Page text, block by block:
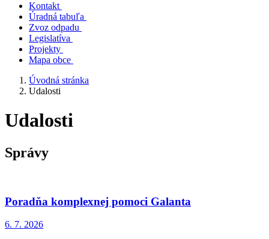
Kontakt
Úradná tabuľa
Zvoz odpadu
Legislatíva
Projekty
Mapa obce
Úvodná stránka
Udalosti
Udalosti
Správy
Poradňa komplexnej pomoci Galanta
6. 7. 2026